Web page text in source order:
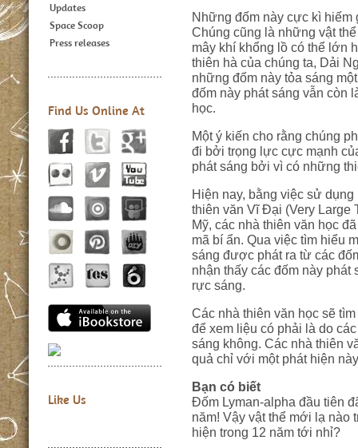
Updates
Space Scoop
Press releases
Find Us Online At
Like Us
Những đốm này cực kì hiếm
Chúng cũng là những vật
mây khí khổng lồ có thể lớn
thiên hà của chúng ta, Dải
những đốm này tỏa sáng
đốm này phát sáng vẫn còn
học.
Một ý kiến cho rằng chúng
đi bởi trọng lực cực mạnh
phát sáng bởi vì có những
Hiện nay, bằng việc sử
thiên văn Vĩ Đại (Very Large
Mỹ, các nhà thiên văn học
mã bí ẩn. Qua việc tìm hiểu
sáng được phát ra từ các
nhận thấy các đốm này
rực sáng.
Các nhà thiên văn học sẽ
để xem liệu có phải là do
sáng không. Các nhà thiên
quả chỉ với một phát hiện
Bạn có biết
Đốm Lyman-alpha đầu tiên
năm! Vậy vật thể mới lạ nào
hiện trong 12 năm tới nhỉ?